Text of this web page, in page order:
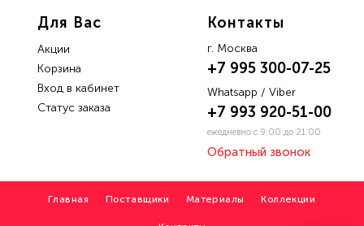
Для Вас
Акции
Корзина
Вход в кабинет
Статус заказа
Контакты
г. Москва
+7 995 300-07-25
+7 993 920-51-00
Whatsapp / Viber
ежедневно с 9:00 до 21:00
Обратный звонок
Главная Поставщики Материалы Коллекции